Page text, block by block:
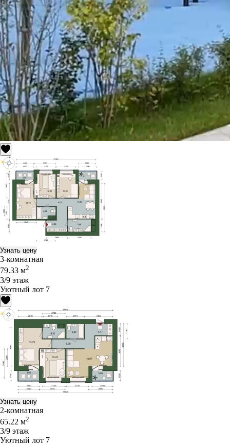
Узнать цену
3-комнатная
79.33 м2
3/9 этаж
Уютный лот 7
Узнать цену
2-комнатная
65.22 м2
3/9 этаж
Уютный лот 7